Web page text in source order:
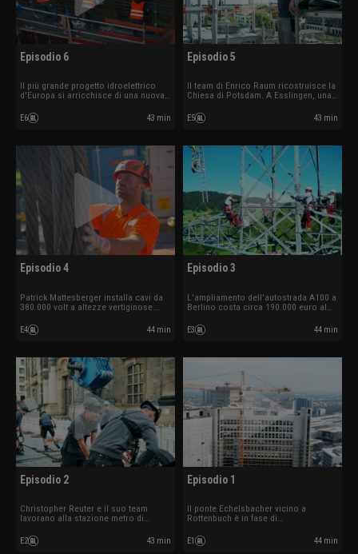
Episodio 6
Il più grande progetto idroelettrico
d'Europa si arricchisce di una nuova
demolisce una centrale elettrica di 34
metri a Dachau. Frank Thumser monta
E6 43 min
Episodio 5
Il team di Enrico Raum ricostruisce la
Chiesa di Potsdam. A Esslingen, una
funzionare. La squadra di 41 persone
di Christian Karwath demolisce i
E5 43 min
Episodio 4
Patrick Mattesberger installa cavi da
380.000 volt a altezze vertiginose.
trivella da 95 tonnellate per la
realizzazione di un tunnel destinato al
E4 44 min
Episodio 3
L'ampliamento dell'autostrada A100 a
Berlino costa circa 190.000 euro al
operai stanno rinnovando la linea
elettrica più antica del mondo. Sandro
E3 44 min
Episodio 2
Christopher Reuter e il suo team
lavorano alla stazione metro di
E2 43 min
Episodio 1
Il ponte Echelsbacher vicino a
Rottenbuch è in fase di
E1 44 min